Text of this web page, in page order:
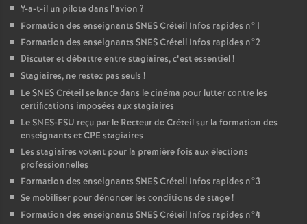
Y-a-t-il un pilote dans l’avion ?
Formation des enseignants SNESCréteil Infos rapides n°1
Formation des enseignants SNESCréteil Infos rapides n°2
Discuter et débattre entre stagiaires, c’est essentiel!
Stagiaires, ne restez pas seuls !
LeSNESCréteil se lance dans le cinéma pour lutter contre les
certifications imposées aux stagiaires
LeSNES-FSU reçu par le Recteur de Créteil sur la formation des
enseignants etCPE stagiaires
Les stagiaires votent pour la première fois aux élections
professionnelles
Formation des enseignants SNESCréteil Infos rapides n°3
Se mobiliser pour dénoncer les conditions de stage!
Formation des enseignants SNESCréteil Infos rapides n°4